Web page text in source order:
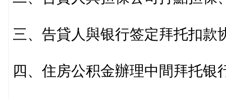
三、告貸人與银行签定拜托扣款
四、住房公积金辦理中間拜托银